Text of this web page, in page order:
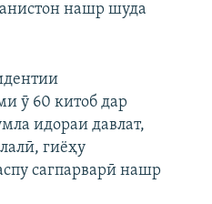
нашр шуда
ӯ 60 китоб дар
идораи давлат,
гиёҳу
сагпарварӣ нашр